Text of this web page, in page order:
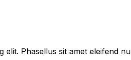
Phasellus sit amet eleifend